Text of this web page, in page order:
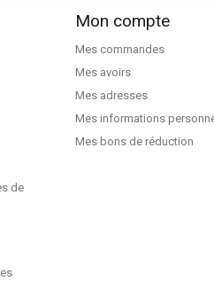
de
Mon compte
Mes commandes
Mes avoirs
Mes adresses
Mes informations
Mes bons de réduction